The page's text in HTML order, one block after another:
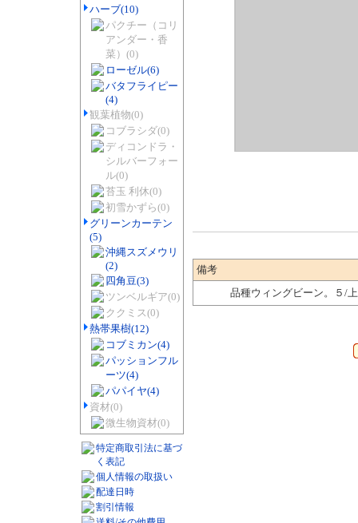
ハーブ(10)
パクチー（コリ
アンダー・香
菜） (0)
ローゼル(6)
バタフライピー
(4)
観葉植物(0)
コブラシダ(0)
ディコンドラ・
シルバーフォー
ル(0)
苔玉 利休(0)
初雪かずら(0)
グリーンカーテン
(5)
沖縄スズメウリ
(2)
四角豆(3)
ツンベルギア(0)
ククミス(0)
熱帯果樹(12)
コブミカン(4)
パッションフル
ーツ(4)
パパイヤ(4)
資材(0)
微生物資材(0)
特定商取引法に基づ
く表記
個人情報の取扱い
配達日時
割引情報
備考
品種ウィングビーン。５/